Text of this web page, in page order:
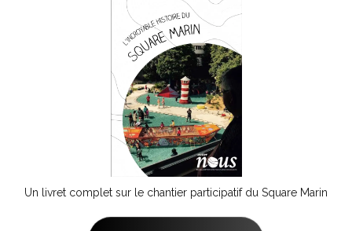
Un livret complet sur le chantier participatif du Square Marin